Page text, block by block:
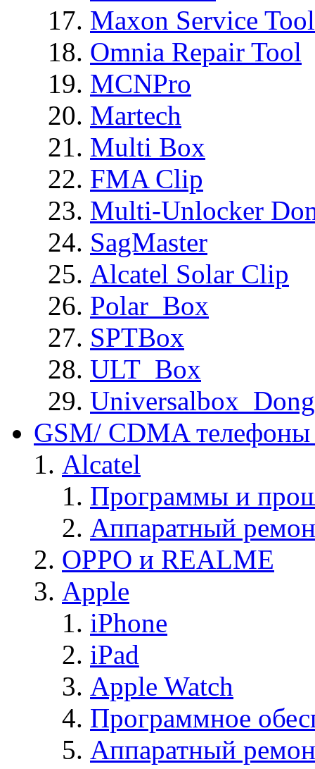
Maxon Service
Omnia Repair Tool
MCNPro
Martech
Multi Box
FMA Clip
Multi-Unlocker
SagMaster
Alcatel Solar Clip
Polar_Box
SPTBox
ULT_Box
GSM/ CDMA
Alcatel
Программы и
Аппаратный
OPPO и REALME
Apple
iPhone
iPad
Apple Watch
Программное
Аппаратный